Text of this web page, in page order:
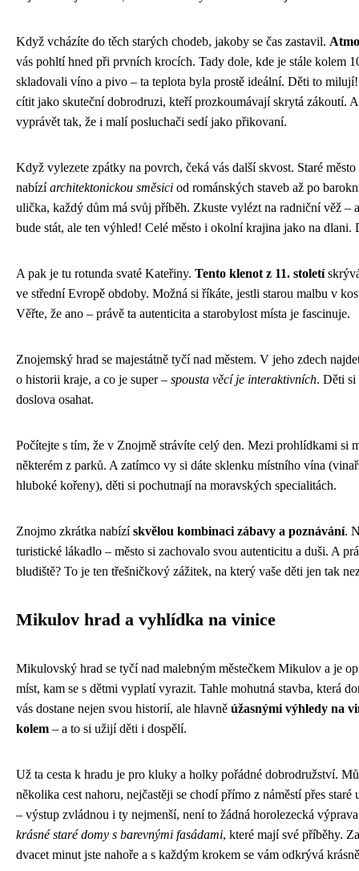
Když vcházíte do těch starých chodeb, jakoby se čas zastavil.
vás pohltí hned při prvních krocích. Tady dole, kde je stále kolem
skladovali víno a pivo – ta teplota byla prostě ideální. Děti to
cítit jako skuteční dobrodruzi, kteří prozkoumávají skrytá zákoutí.
vyprávět tak, že i malí posluchači sedí jako přikovaní.
Když vylezete zpátky na povrch, čeká vás další skvost. Staré
nabízíarchitektonickou směsici od románských staveb až po
ulička, každý dům má svůj příběh. Zkuste vylézt na radniční věž –
bude stát, ale ten výhled! Celé město i okolní krajina jako na dlani.
A pak je tu rotunda svaté Kateřiny. Tento klenot z 11. století
ve střední Evropě obdoby. Možná si říkáte, jestli starou malbu v
Věřte, že ano – právě ta autenticita a starobylost místa je fascinuje.
Znojemský hrad se majestátně tyčí nad městem. V jeho zdech
o historii kraje, a co je super – spousta věcí je interaktivních. Děti si
doslova osahat.
Počítejte s tím, že v Znojmě strávíte celý den. Mezi prohlídkami si
některém z parků. A zatímco vy si dáte sklenku místního vína
hluboké kořeny), děti si pochutnají na moravských specialitách.
Znojmo zkrátka nabízískvělou kombinaci zábavy a poznávání.
turistické lákadlo – město si zachovalo svou autenticitu a duši. A
bludiště? To je ten třešničkový zážitek, na který vaše děti jen tak
Mikulov hrad a vyhlídka na vinice
Mikulovský hrad se tyčí nad malebným městečkem Mikulov a je
míst, kam se s dětmi vyplatí vyrazit. Tahle mohutná stavba, která
vás dostane nejen svou historií, ale hlavně úžasnými výhledy na
kolem – a to si užijí děti i dospělí.
Už ta cesta k hradu je pro kluky a holky pořádné dobrodružství.
několika cest nahoru, nejčastěji se chodí přímo z náměstí přes staré
– výstup zvládnou i ty nejmenší, není to žádná horolezecká
krásné staré domy s barevnými fasádami, které mají své příběhy.
dvacet minut jste nahoře a s každým krokem se vám odkrývá